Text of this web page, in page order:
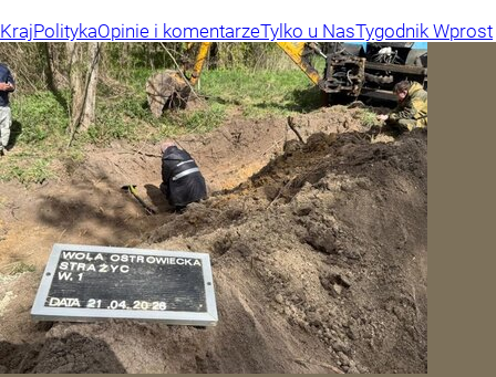
KrajPolitykaOpinie i komentarzeTylko u NasTygodnik Wprost